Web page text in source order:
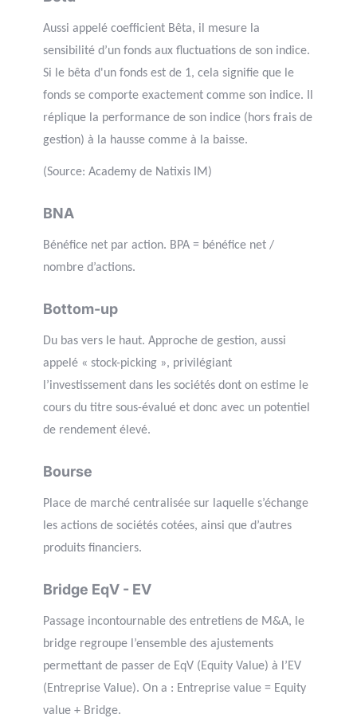
Aussi appelé coefficient Bêta, il mesure la
sensibilité d’un fonds aux fluctuations de son indice.
Si le bêta d'un fonds est de 1, cela signifie que le
fonds se comporte exactement comme son indice. Il
réplique la performance de son indice (hors frais de
gestion) à la hausse comme à la baisse.
(Source: Academy de Natixis IM)
BNA
Bénéfice net par action. BPA = bénéfice net /
nombre d’actions.
Bottom-up
Du bas vers le haut. Approche de gestion, aussi
appelé « stock-picking », privilégiant
l’investissement dans les sociétés dont on estime le
cours du titre sous-évalué et donc avec un potentiel
de rendement élevé.
Bourse
Place de marché centralisée sur laquelle s’échange
les actions de sociétés cotées, ainsi que d’autres
produits financiers.
Bridge EqV - EV
Passage incontournable des entretiens de M&A, le
bridge regroupe l’ensemble des ajustements
permettant de passer de EqV (Equity Value) à l’EV
(Entreprise Value). On a : Entreprise value = Equity
value + Bridge.